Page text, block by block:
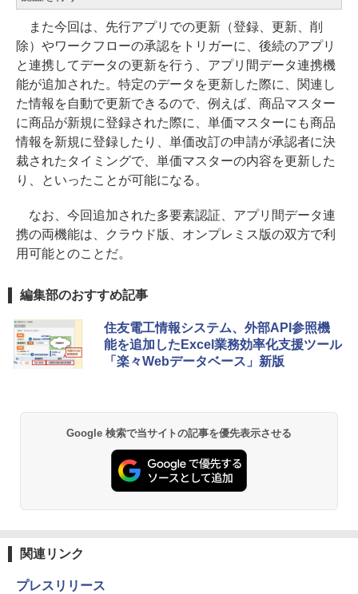
また今回は、先行アプリでの更新（登録、更新、削
除）やワークフローの承認をトリガーに、後続のアプリ
と連携してデータの更新を行う、アプリ間データ連携機
能が追加された。特定のデータを更新した際に、関連し
た情報を自動で更新できるので、例えば、商品マスター
に商品が新規に登録された際に、単価マスターにも商品
情報を新規に登録したり、単価改訂の申請が承認者に決
裁されたタイミングで、単価マスターの内容を更新した
り、といったことが可能になる。
なお、今回追加された多要素認証、アプリ間データ連
携の両機能は、クラウド版、オンプレミス版の双方で利
用可能とのことだ。
編集部のおすすめ記事
住友電工情報システム、外部API参照機
能を追加したExcel業務効率化支援ツール
「楽々Webデータベース」新版
Google 検索で当サイトの記事を優先表示させる
関連リンク
プレスリリース